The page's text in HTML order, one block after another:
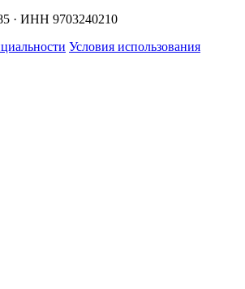
· ИНН 9703240210
Условия использования